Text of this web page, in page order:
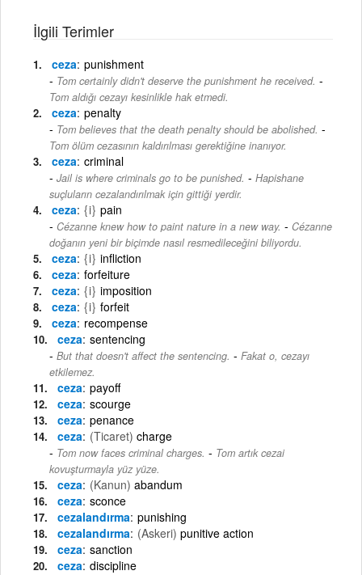
İlgili Terimler
ceza punishment
Tom certainly didn't deserve the punishment he received. -
Tom aldığı cezayı kesinlikle hak etmedi.
ceza penalty
Tom believes that the death penalty should be abolished. -
Tom ölüm cezasının kaldırılması gerektiğine inanıyor.
ceza criminal
Jail is where criminals go to be punished. - Hapishane
suçluların cezalandırılmak için gittiği yerdir.
ceza {i} pain
Cézanne knew how to paint nature in a new way. - Cézanne
doğanın yeni bir biçimde nasıl resmedileceğini biliyordu.
ceza {i} infliction
ceza forfeiture
ceza {i} imposition
ceza {i} forfeit
ceza recompense
ceza sentencing
But that doesn't affect the sentencing. - Fakat o, cezayı
etkilemez.
ceza payoff
ceza scourge
ceza penance
ceza (Ticaret) charge
Tom now faces criminal charges. - Tom artık cezai
kovuşturmayla yüz yüze.
ceza (Kanun) abandum
ceza sconce
cezalandırma punishing
cezalandırma (Askeri) punitive action
ceza sanction
ceza discipline